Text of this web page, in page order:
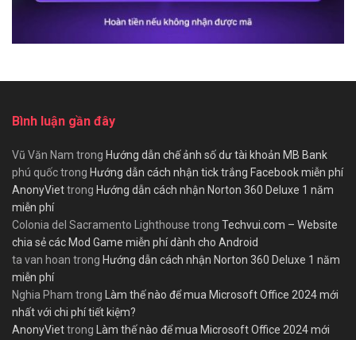
Bình luận gần đây
Vũ Văn Nam trong Hướng dẫn chế ảnh số dư tài khoản MB Bank
phú quốctrong Hướng dẫn cách nhận tick trắng Facebook miễn phí
AnonyViettrong Hướng dẫn cách nhận Norton 360 Deluxe 1 năm
miễn phí
Colonia del Sacramento Lighthouse trong Techvui.com – Website
chia sẻ các Mod Game miễn phí dành cho Android
ta van hoan trong Hướng dẫn cách nhận Norton 360 Deluxe 1 năm
miễn phí
Nghia Pham trong Làm thế nào để mua Microsoft Office 2024 mới
nhất với chi phí tiết kiệm?
AnonyViettrong Làm thế nào để mua Microsoft Office 2024 mới